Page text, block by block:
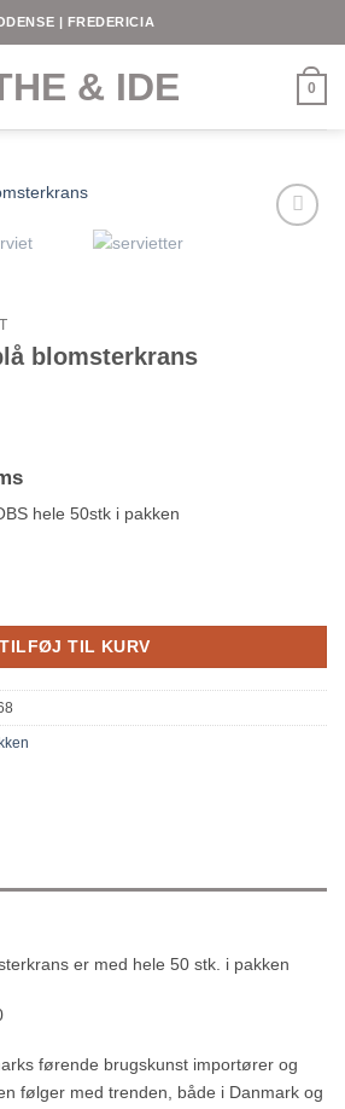
| FREDERICIA
0
blomsterkrans
hele 50stk i pakken
TILFØJ TIL KURV
er med hele 50 stk. i pakken
førende brugskunst importører og
følger med trenden, både i Danmark og